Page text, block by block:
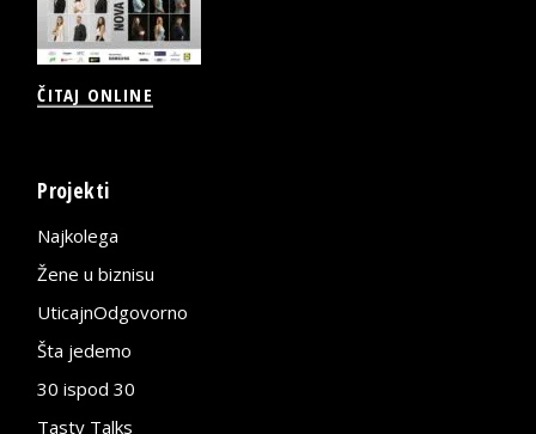
ČITAJ ONLINE
Projekti
Najkolega
Žene u biznisu
UticajnOdgovorno
Šta jedemo
30 ispod 30
Tasty Talks